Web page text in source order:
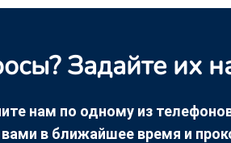
Задайте их
нам по одному из
в ближайшее время и